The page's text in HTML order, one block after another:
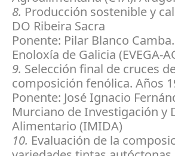
8. Producción sostenible y
DO Ribeira Sacra
Ponente: Pilar Blanco
Enoloxía de Galicia (EVEGA-
9. Selección final de cruces
composición fenólica. Años
Ponente: José Ignacio
Murciano de Investigación y
Alimentario (IMIDA)
10. Evaluación de la